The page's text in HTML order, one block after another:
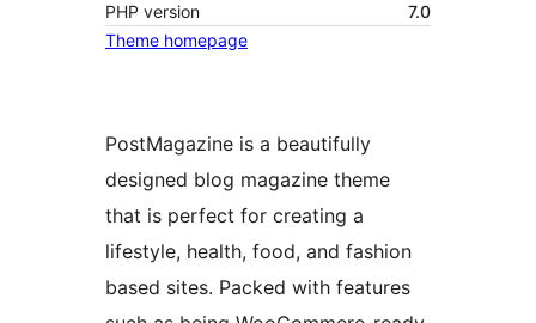
PHP version
7.0
Theme homepage
PostMagazine is a beautifully
designed blog magazine theme
that is perfect for creating a
lifestyle, health, food, and fashion
based sites. Packed with features